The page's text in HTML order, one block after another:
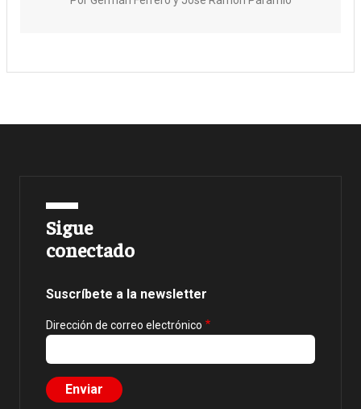
Sigue
conectado
Suscríbete a la newsletter
Dirección de correo electrónico